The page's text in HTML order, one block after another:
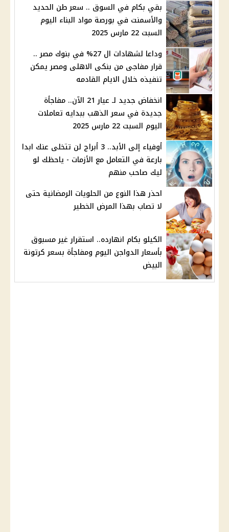
بقي بكام في السوق .. سعر طن الحديد
والأسمنت في بورصة مواد البناء اليوم
السبت 22 مارس 2025
وداعا لشهادات ال 27% في بنوك مصر ..
قرار مفاجى من بنكى الاهلى ومصر يمكن
تنفيذه خلال الايام القادمه
انخفاض جديد لـ عيار 21 الآن.. مفاجأة
جديدة في سعر الذهب ببدايه تعاملات
اليوم السبت 22 مارس 2025
أوفياء إلى الأبد.. 3 أبراج لن تتخلى عنك ابدا
بارعة في التعامل مع الأزمات - ياحظك لو
ليك صاحب منهم
احذر هذا النوع من الحلويات الرمضانية حتى
لا تصاب بهذا المرض الخطير
الكيلو بكام انهارده.. استقرار غير مسبوق
بأسعار الدواجن اليوم ومفاجأة بسعر كرتونة
البيض